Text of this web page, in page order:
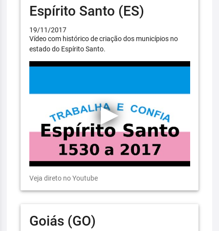
Espírito Santo (ES)
19/11/2017
Vídeo com histórico de criação dos municípios no
estado do Espírito Santo.
Veja direto no Youtube
Goiás (GO)